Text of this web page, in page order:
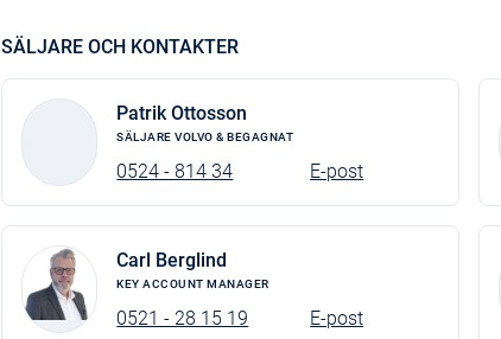
SÄLJARE OCH KONTAKTER
Patrik Ottosson
SÄLJARE VOLVO & BEGAGNAT
0524 - 814 34 E-post
Carl Berglind
KEY ACCOUNT MANAGER
0521 - 28 15 19 E-post